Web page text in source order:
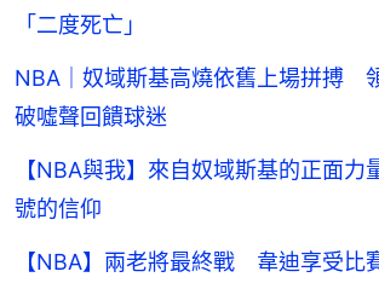
「二度死亡」
NBA｜奴域斯基高燒依舊上場拼搏
破噓聲回饋球迷
【NBA與我】來自奴域斯基的正面
號的信仰
【NBA】兩老將最終戰 韋迪享受